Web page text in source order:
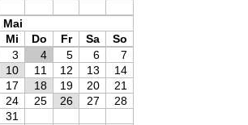
Mai
Mi Do Fr Sa
So
3 4 5 6
7
10 11 12 13
14
17 18 19 20
21
24 25 26 27
28
31